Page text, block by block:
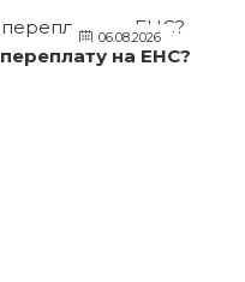
06.08.2026
на ЕНС?